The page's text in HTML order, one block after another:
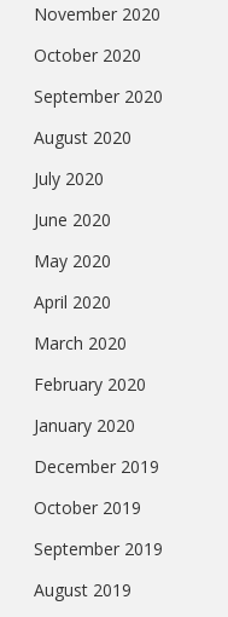
November 2020
October 2020
September 2020
August 2020
July 2020
June 2020
May 2020
April 2020
March 2020
February 2020
January 2020
December 2019
October 2019
September 2019
August 2019